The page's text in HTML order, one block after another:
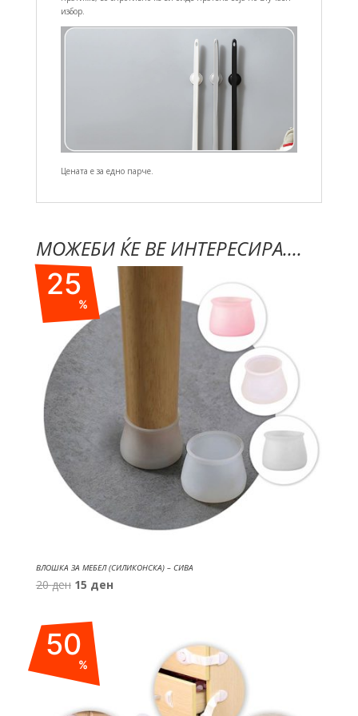
избор.
Цената е за едно парче.
МОЖЕБИ ЌЕ ВЕ ИНТЕРЕСИРА....
25
%
ВЛОШКА ЗА МЕБЕЛ (СИЛИКОНСКА) – СИВА
20ден Original
was:
20 ден.
15 денCurrent
50
%